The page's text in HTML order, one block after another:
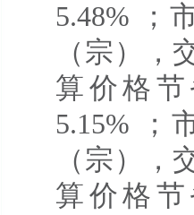
5.48% ；
（宗），
算价格
5.15%
；
（宗），
算价格